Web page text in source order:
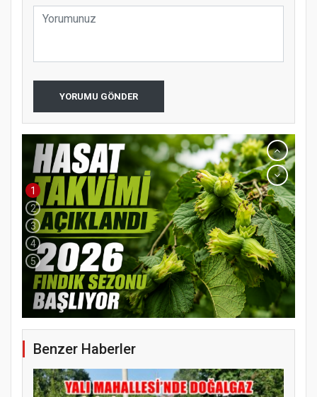
YORUMU GÖNDER
1
2
3
4
5
Benzer Haberler